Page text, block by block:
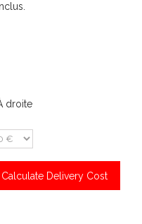
droite
Calculate Delivery Cost